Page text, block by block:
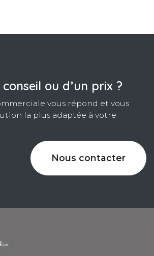
conseil ou d’un prix ?
vous répond et vous
la plus adaptée à votre
Nous contacter